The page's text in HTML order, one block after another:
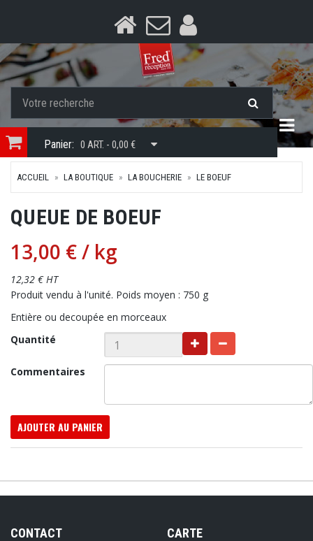
Panier: 0 ART. - 0,00 €
ACCUEIL LA BOUTIQUE LA BOUCHERIE LE BOEUF
QUEUE DE BOEUF
13,00 €/ kg
12,32 € HT
Produit vendu à l'unité. Poids moyen : 750 g
Entière ou decoupée en morceaux
Quantité
Commentaires
AJOUTER AU PANIER
CONTACT CARTE